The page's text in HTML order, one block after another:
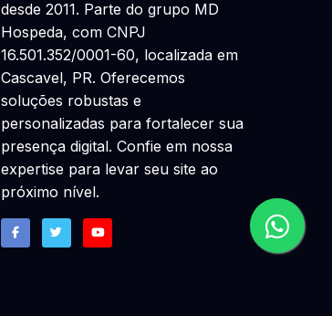
desde 2011. Parte do grupo MD
Hospeda, com CNPJ
16.501.352/0001-60, localizada em
Cascavel, PR. Oferecemos
soluções robustas e
personalizadas para fortalecer sua
presença digital. Confie em nossa
expertise para levar seu site ao
próximo nível.